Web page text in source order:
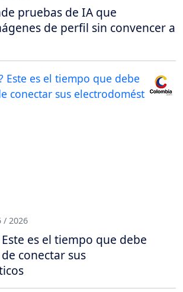
pruebas de IA que
de perfil sin convencer a
/ 2026
Este es el tiempo que debe
conectar sus